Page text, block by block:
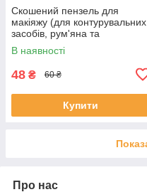
Скошений пензель для
макіяжу (для контурувальних
засобів, рум'яна та
бронзера.)
В наявності
48 ₴ 60 ₴
Купити
Про нас